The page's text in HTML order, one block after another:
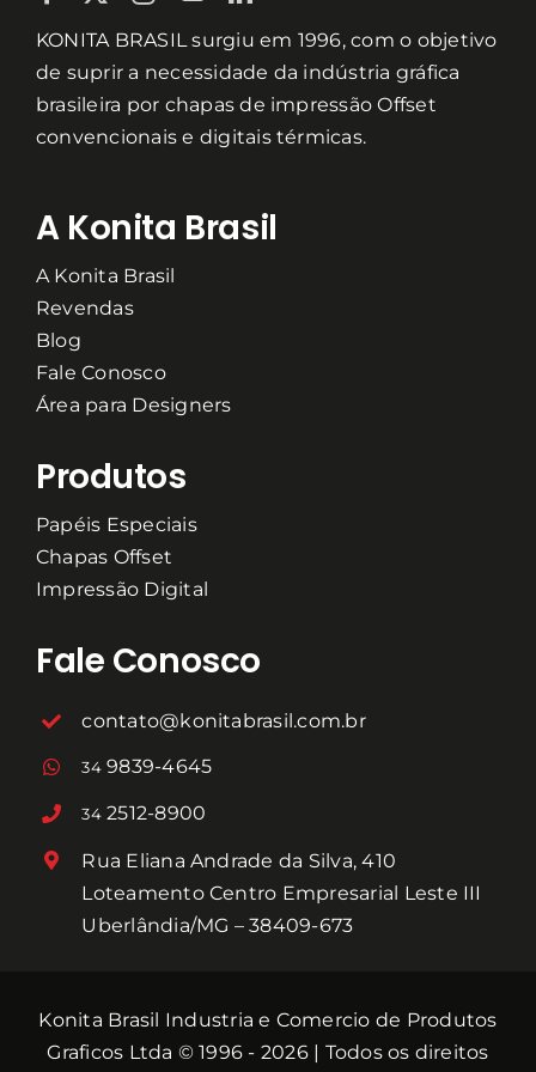
KONITA BRASIL surgiu em 1996, com o objetivo
de suprir a necessidade da indústria gráfica
brasileira por chapas de impressão Offset
convencionais e digitais térmicas.
A Konita Brasil
A Konita Brasil
Revendas
Blog
Fale Conosco
Área para Designers
Produtos
Papéis Especiais
Chapas Offset
Impressão Digital
Fale Conosco
contato@konitabrasil.com.br
349839-4645
342512-8900
Rua Eliana Andrade da Silva, 410
Loteamento Centro Empresarial Leste III
Uberlândia/MG – 38409-673
Konita Brasil Industria e Comercio de Produtos
Graficos Ltda © 1996 - 2026 | Todos os direitos